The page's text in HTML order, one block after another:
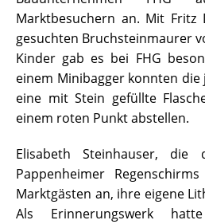
Marktbesuchern an. Mit
gesuchten Bruchsteinmaurer
Kinder gab es bei FHG
einem Minibagger konnten
eine mit Stein gefüllte
einem roten Punkt abstellen.
Elisabeth Steinhauser, die
Pappenheimer
Marktgästen an, ihre eigene
Als Erinnerungswerk